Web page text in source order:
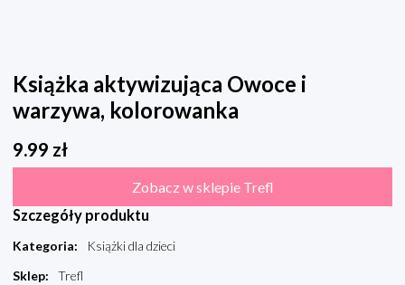
Książka aktywizująca Owoce i
warzywa, kolorowanka
9.99 zł
Zobacz w sklepie Trefl
Szczegóły produktu
Kategoria:
Książki dla dzieci
Sklep:
Trefl